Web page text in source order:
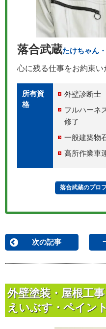
落合武蔵たけちゃん
心に残る仕事をお約束い
所有資
格
外壁診断士
フルハーネ
修了
一般建築物
高所作業車
落合武蔵のプロ
次の記事
外壁塗装・屋根工
えいぶす・ペイン